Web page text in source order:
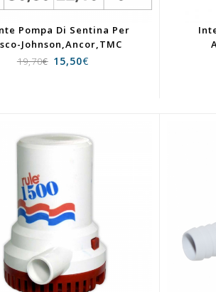
Pompa Di Sentina Per
Johnson,Ancor,TMC
19,70€ 15,50€